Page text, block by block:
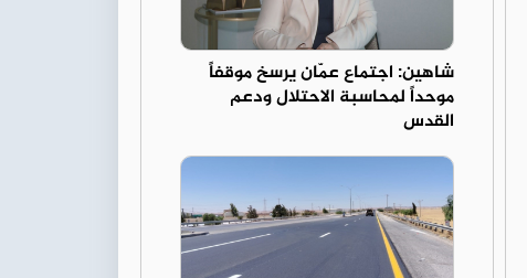
شاهين: اجتماع عمّان يرسخ موقفاً
موحداً لمحاسبة الاحتلال ودعم
القدس